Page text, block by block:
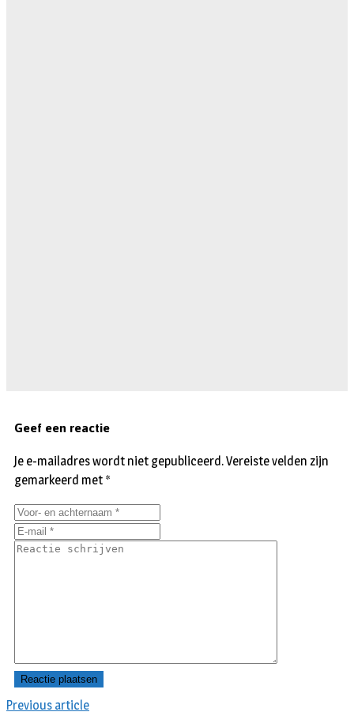
Previous article
Geef een reactie
Je e-mailadres wordt niet gepubliceerd.Vereiste velden zijn
gemarkeerd met *